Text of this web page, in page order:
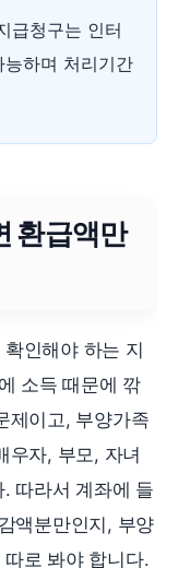
급청구는 인터
능하며 처리기간
환급액만
인해야 하는 지
소득 때문에 깎
제이고, 부양가족
우자, 부모, 자녀
따라서 계좌에 들
액분만인지, 부양
로 봐야 합니다.